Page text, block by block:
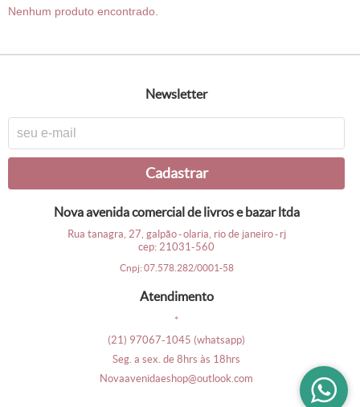
Nenhum produto encontrado.
newsletter
cadastrar
nova avenida comercial de livros e bazar ltda
rua tanagra, 27, galpão-olaria, rio de janeiro- rj
cep: 21031-560
cnpj: 07.578.282/0001-58
atendimento
*
(21) 97067-1045 (whatsapp)
seg. a sex. de 8hrs às 18hrs
novaavenidaeshop@outlook.com